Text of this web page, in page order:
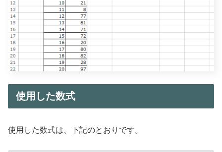
使用した数式
使用した数式は、下記のとおりです。